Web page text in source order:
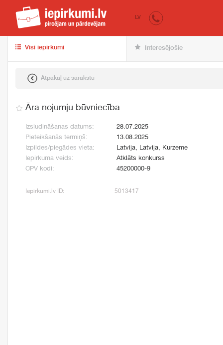
iepirkumi.lv
LV
Visi iepirkumi Interesējošie
Atpakaļ uz sarakstu
Āra nojumju būvniecība
Izsludināšanas datums:
28.07.2025
Pieteikšanās termiņš:
13.08.2025
Izpildes/piegādes vieta:
Latvija, Latvija, Kurzeme
Iepirkuma veids:
Atklāts konkurss
CPV kodi:
45200000-9
Iepirkumi.lv ID: 5013417